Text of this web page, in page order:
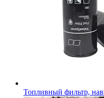
Топливный фильтр,